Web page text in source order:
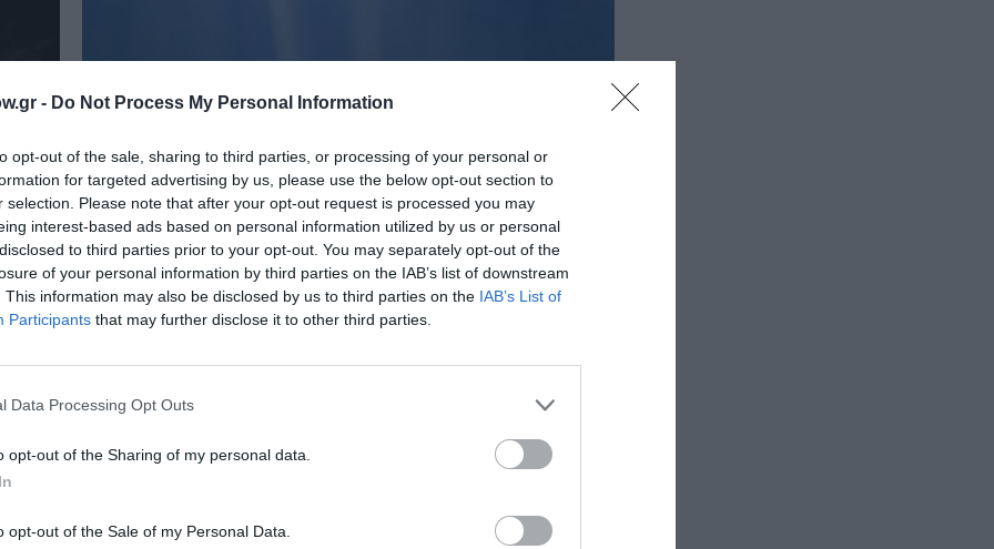
- Do Not Process My Personal Information
opt-out of the sale, sharing to third parties, or processing of your personal or
for targeted advertising by us, please use the below opt-out section to
selection. Please note that after your opt-out request is processed you may
interest-based ads based on personal information utilized by us or personal
to third parties prior to your opt-out. You may separately opt-out of the
of your personal information by third parties on the IAB’s list of downstream
This information may also be disclosed by us to third parties on the IAB’s List of
Participants that may further disclose it to other third parties.
Data Processing Opt Outs
opt-out of the Sharing of my personal data.
opt-out of the Sale of my Personal Data.
ΘΕΑΤΡΟ - ΧΟΡΟΣ / ΝΕΑ